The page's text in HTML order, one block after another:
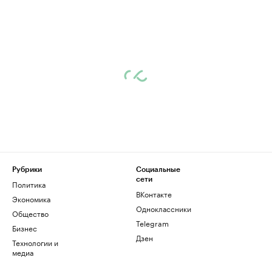
Рубрики
Политика
Экономика
Общество
Бизнес
Технологии и
медиа
Социальные
сети
ВКонтакте
Одноклассники
Telegram
Дзен